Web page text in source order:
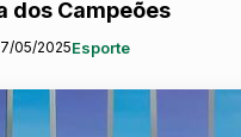
dos Campeões
05/2025Esporte